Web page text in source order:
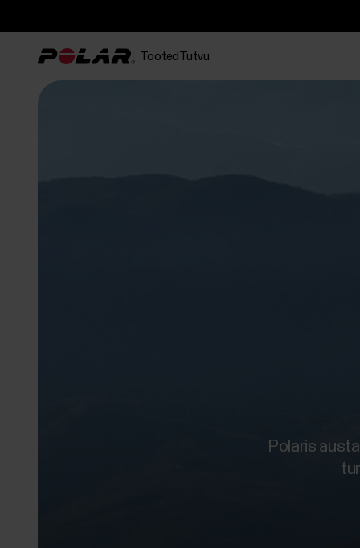
Tooted Tutvu
Polaris